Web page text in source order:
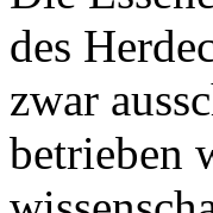
des
zwar
betrieben